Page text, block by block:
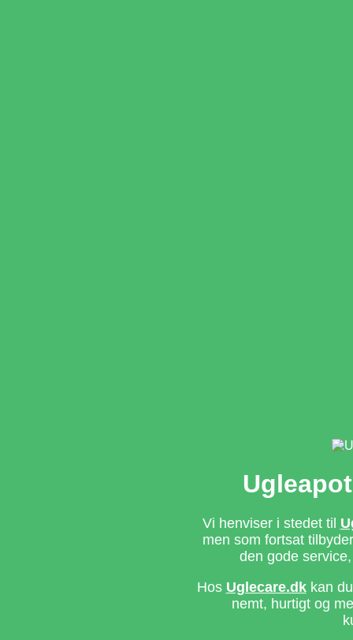
Vi henviser i stedet til
men som fortsat
den gode
Hos Uglecare.dkkan du
nemt, hurtigt og